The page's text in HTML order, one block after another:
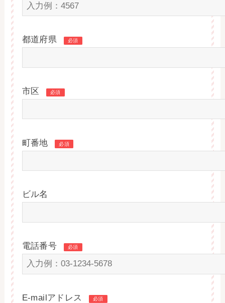
都道府県 必須
市区 必須
町番地 必須
ビル名
電話番号 必須
E-mailアドレス 必須